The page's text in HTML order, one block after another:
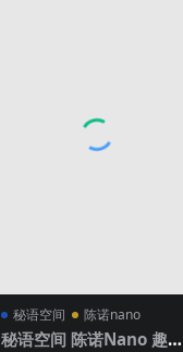
秘语空间 陈诺nano
秘语空间 陈诺Nano 趣岛